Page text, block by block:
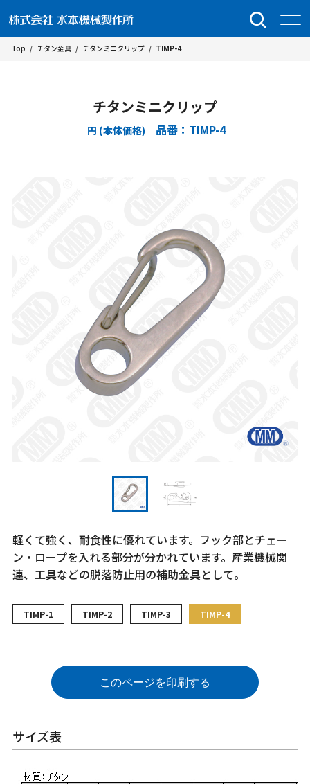
Top / チタン金具 / チタンミニクリップ / TIMP-4
チタンミニクリップ
円 (本体価格) 品番：TIMP-4
軽くて強く、耐食性に優れています。フック部とチェー
ン・ロープを入れる部分が分かれています。産業機械関
連、工具などの脱落防止用の補助金具として。
TIMP-1 TIMP-2 TIMP-3 TIMP-4
このページを印刷する
サイズ表